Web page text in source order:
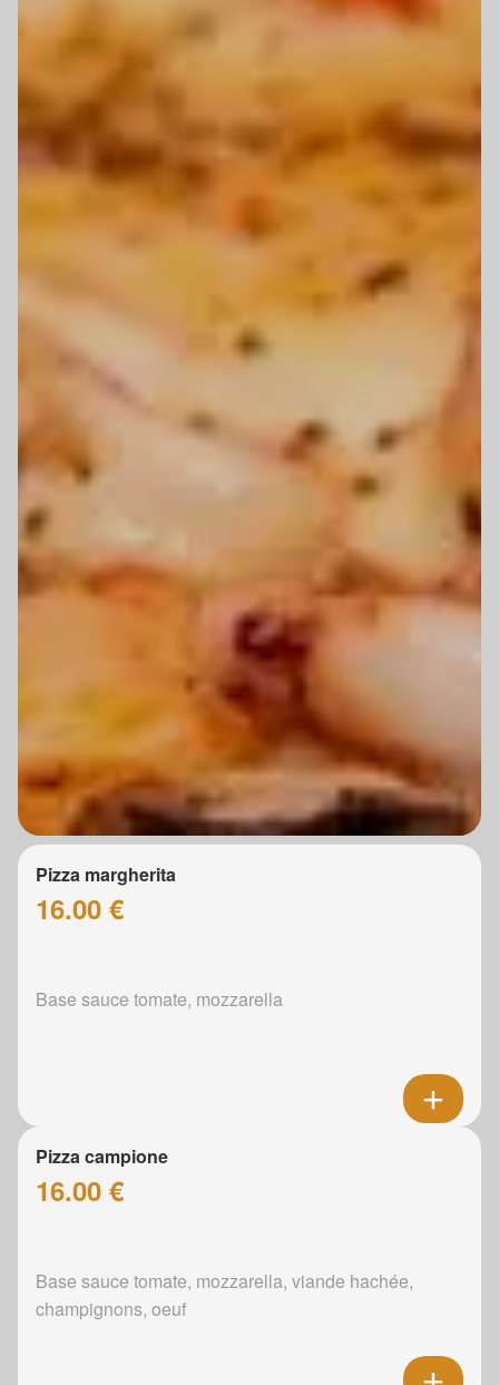
Pizza margherita
16.00 €
Base sauce tomate, mozzarella
Pizza campione
16.00 €
Base sauce tomate, mozzarella, viande hachée,
champignons, oeuf